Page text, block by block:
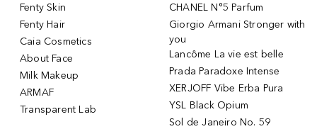
Fenty Skin
Fenty Hair
Caia Cosmetics
About Face
Milk Makeup
ARMAF
Transparent Lab
CHANEL N°5 Parfum
Giorgio Armani Stronger with
you
Lancôme La vie est belle
Prada Paradoxe Intense
XERJOFF Vibe Erba Pura
YSL Black Opium
Sol de Janeiro No. 59